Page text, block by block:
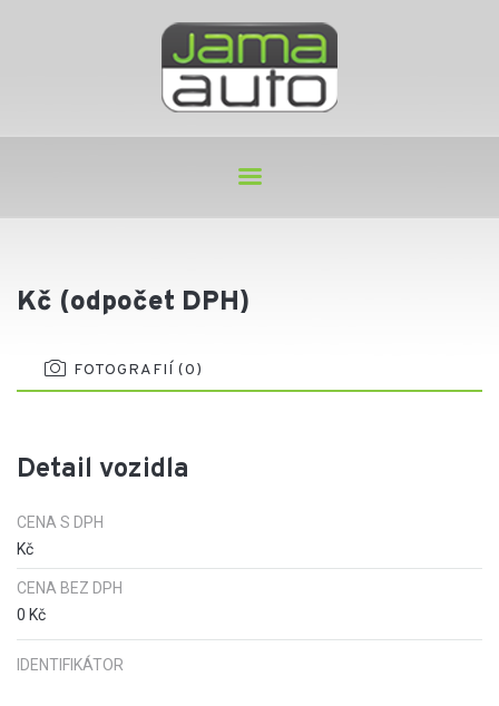
Kč (odpočet DPH)
FOTOGRAFIÍ (0)
Detail vozidla
CENA S DPH
Kč
CENA BEZ DPH
0 Kč
IDENTIFIKÁTOR